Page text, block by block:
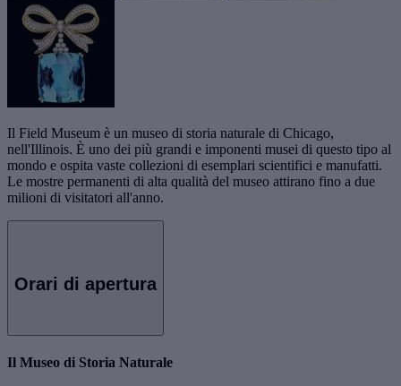
Il Field Museum è un museo di storia naturale di Chicago,
nell'Illinois. È uno dei più grandi e imponenti musei di questo tipo al
mondo e ospita vaste collezioni di esemplari scientifici e manufatti.
Le mostre permanenti di alta qualità del museo attirano fino a due
milioni di visitatori all'anno.
Orari di apertura
Il Museo di Storia Naturale